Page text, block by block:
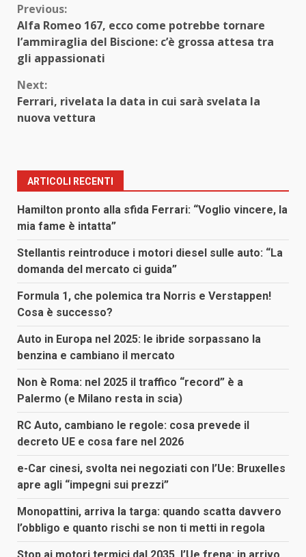
Continue
Reading
Previous:
Alfa Romeo 167, ecco come potrebbe tornare
l’ammiraglia del Biscione: c’è grossa attesa tra
gli appassionati
Next:
Ferrari, rivelata la data in cui sarà svelata la
nuova vettura
ARTICOLI RECENTI
Hamilton pronto alla sfida Ferrari: “Voglio vincere, la
mia fame è intatta”
Stellantis reintroduce i motori diesel sulle auto: “La
domanda del mercato ci guida”
Formula 1, che polemica tra Norris e Verstappen!
Cosa è successo?
Auto in Europa nel 2025: le ibride sorpassano la
benzina e cambiano il mercato
Non è Roma: nel 2025 il traffico “record” è a
Palermo (e Milano resta in scia)
RC Auto, cambiano le regole: cosa prevede il
decreto UE e cosa fare nel 2026
e-Car cinesi, svolta nei negoziati con l’Ue: Bruxelles
apre agli “impegni sui prezzi”
Monopattini, arriva la targa: quando scatta davvero
l’obbligo e quanto rischi se non ti metti in regola